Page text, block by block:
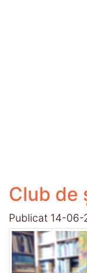
Club de
Publicat 14-06-